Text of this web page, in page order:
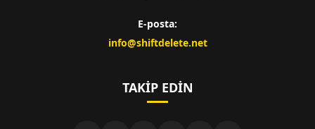
E-posta:
info@shiftdelete.net
TAKIP EDIN